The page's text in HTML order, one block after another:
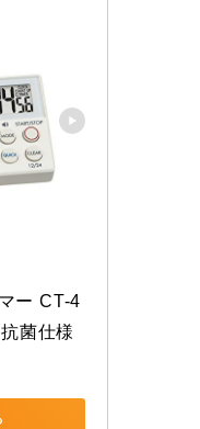
ー CT-4
菌仕様